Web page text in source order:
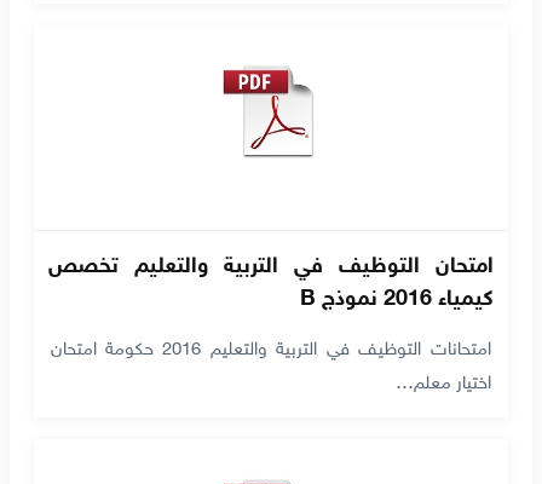
امتحان التوظيف في التربية والتعليم تخصص
كيمياء 2016 نموذج B
امتحانات التوظيف في التربية والتعليم 2016 حكومة امتحان
اختيار معلم…